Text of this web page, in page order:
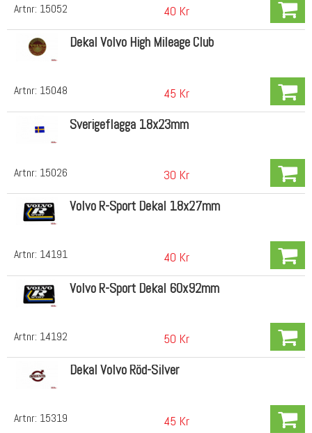
Artnr: 15052 40 Kr
Artnr: 15048
Dekal Volvo High Mileage Club
45 Kr
Artnr: 15026
Sverigeflagga 18x23mm
30 Kr
Artnr: 14191
Volvo R-Sport Dekal 18x27mm
40 Kr
Artnr: 14192
Volvo R-Sport Dekal 60x92mm
50 Kr
Artnr: 15319
Dekal Volvo Röd-Silver
45 Kr